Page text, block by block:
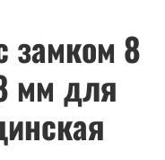
замком 8
мм для